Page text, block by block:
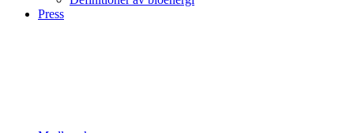
Press